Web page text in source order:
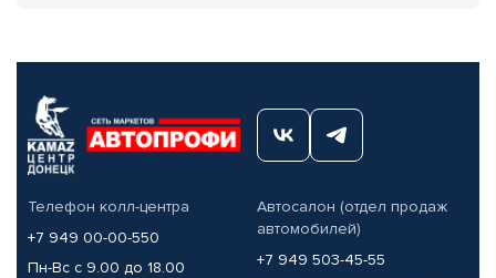
Телефон колл-центра
+7 949 00-00-550
Пн-Вс с 9.00 до 18.00
Автосалон (отдел продаж
автомобилей)
+7 949 503-45-55